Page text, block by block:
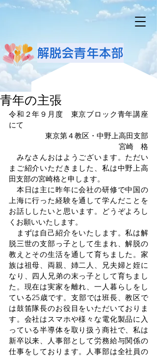
解脱会青年本部
青年の主張
令和２年９月度　東京ブロック青年講座
にて
東京第４教区・中野上高田支部
宮崎　格
みなさんおはようございます。ただい
まご紹介いただきました、私は中野上高
田支部の宮崎格と申します。
本日は主に昨年に会社の研修で中国の
上海に行った経験を通して学んだことを
お話ししたいと思います。どうぞよろし
くお願いいたします。
まずは自己紹介をいたします。私は解
脱三世の支部っ子として生まれ、解脱の
教えとその生活を通して育ちました。家
族は祖母、両親、姉二人、兄夫婦と姪に
なり、四人兄弟の末っ子として育ちまし
た。現在は実家を離れ、一人暮らしをし
ている25歳です。支部では班長、教区で
は鼓笛隊長のお役目をいただいておりま
す。会社はスマホや様々な電化製品に入
っている半導体を取り扱う商社で、私は
新卒以来、人事部として労務給与関係の
仕事をしております。人事部は全社員の